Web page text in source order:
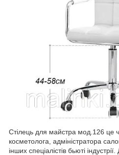
Стілець для майстра мод.126 це
косметолога, адміністратора
інших спеціалістів бьюті